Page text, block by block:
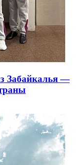
Забайкалья —